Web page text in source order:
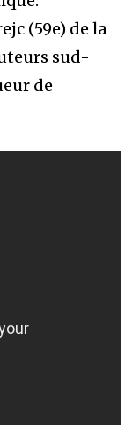
(59e) de la
sud-
de